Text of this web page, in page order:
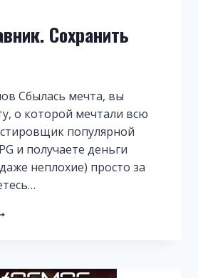
Сохранить
Сбылась мечта, вы
о которой мечтали всю
популярной
и получаете деньги
неплохие) просто за